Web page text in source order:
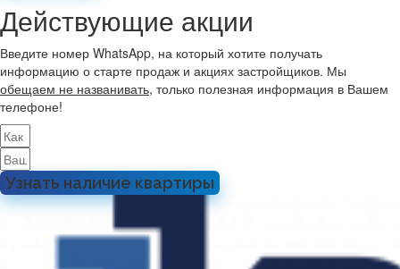
Действующие акции
Введите номер WhatsApp, на который хотите получать
информацию о старте продаж и акциях застройщиков. Мы
обещаем не названивать, только полезная информация в Вашем
телефоне!
Узнать наличие квартиры